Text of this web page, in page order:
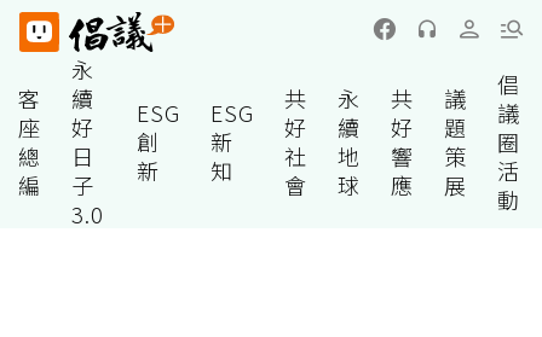
客
座
總
編
永
續
好
日
子
3.0
ESG
創
新
ESG
新
知
共
好
社
會
永
續
地
球
共
好
響
應
議
題
策
展
倡
議
圈
活
動